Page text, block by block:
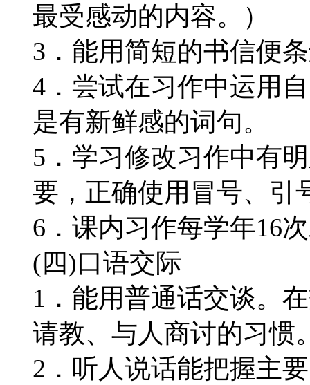
最受感动的内容。）
3．能用简短的书信便
4．尝试在习作中运用
是有新鲜感的词句。
5．学习修改习作中有
要，正确使用冒号、引
6．课内习作每学年16
(四)口语交际
1．能用普通话交谈。
请教、与人商讨的习惯
2．听人说话能把握主